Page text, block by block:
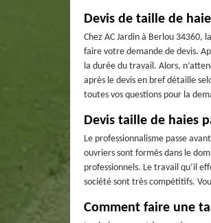
Devis de taille de
Chez AC Jardin à Berlou
faire votre demande de devis.
la durée du travail. Alors,
après le devis en bref détaille
toutes vos questions pour la
Devis taille de haies
Le professionnalisme passe
ouvriers sont formés dans le
professionnels. Le travail qu’il
société sont très compétitifs.
Comment faire une